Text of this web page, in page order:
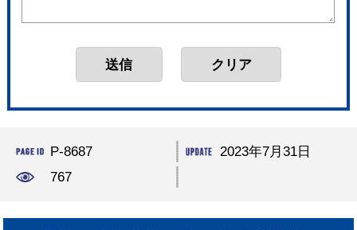
P-8687
2023年7月31日
767